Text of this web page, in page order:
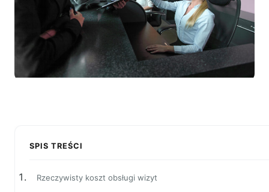
SPIS TREŚCI
Rzeczywisty koszt obsługi wizyt